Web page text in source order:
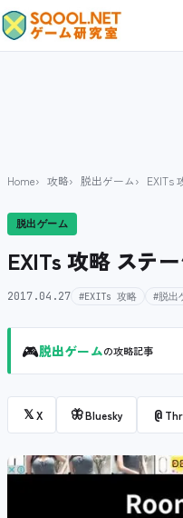
Home 攻略 脱出ゲーム EXITs
脱出ゲーム
EXITs 攻略 ステ
2017.04.27 #EXITs 攻略 #脱出
🎮脱出ゲームの攻略記事
𝕏X 🦋Bluesky @